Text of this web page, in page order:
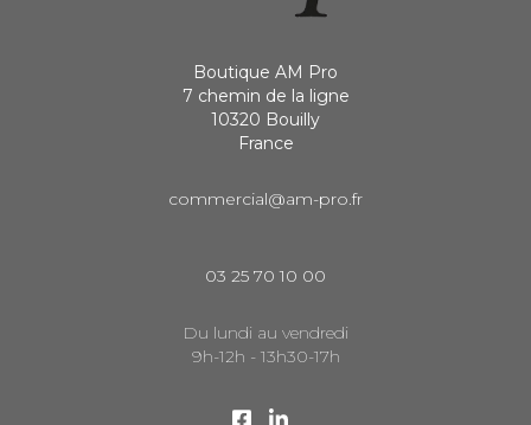
Boutique AM Pro
7 chemin de la ligne
10320 Bouilly
France
commercial@am-pro.fr
03 25 70 10 00
Du lundi au vendredi
9h-12h - 13h30-17h